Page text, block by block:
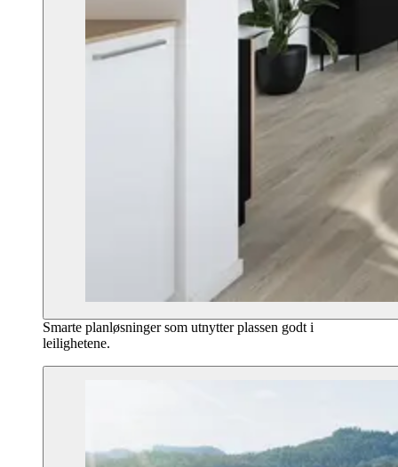
Smarte planløsninger som utnytter plassen godt i
leilighetene.